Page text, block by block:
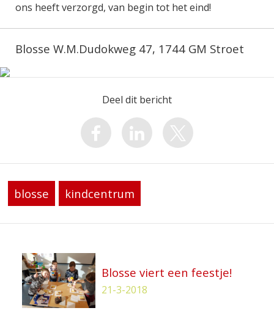
ons heeft verzorgd, van begin tot het eind!
Blosse W.M.Dudokweg 47, 1744 GM Stroet
Deel dit bericht
blosse kindcentrum
Blosse viert een feestje!
21-3-2018